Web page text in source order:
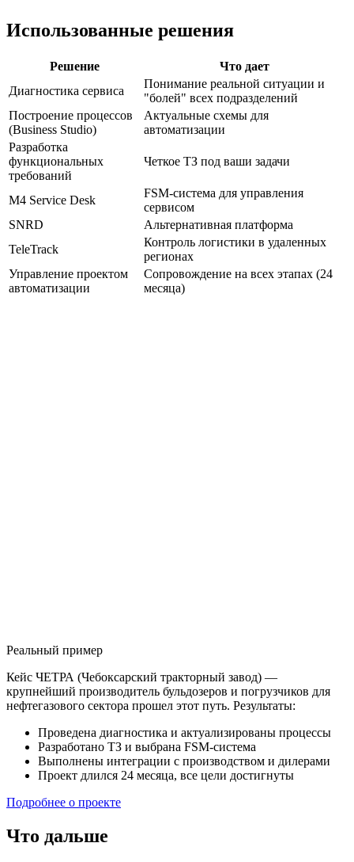
Использованные решения
Решение
Что дает
Диагностика сервиса
Понимание реальной ситуации и
"болей" всех подразделений
Построение процессов
(Business Studio)
Актуальные схемы для
автоматизации
Разработка
функциональных
требований
Четкое ТЗ под ваши задачи
M4 Service Desk
FSM-система для управления
сервисом
SNRD
Альтернативная платформа
TeleTrack
Контроль логистики в удаленных
регионах
Управление проектом
автоматизации
Сопровождение на всех этапах (24
месяца)
Реальный пример
Кейс ЧЕТРА (Чебоксарский тракторный завод) —
крупнейший производитель бульдозеров и погрузчиков для
нефтегазового сектора прошел этот путь. Результаты:
Проведена диагностика и актуализированы процессы
Разработано ТЗ и выбрана FSM-система
Выполнены интеграции с производством и дилерами
Проект длился 24 месяца, все цели достигнуты
Подробнее о проекте
Что дальше